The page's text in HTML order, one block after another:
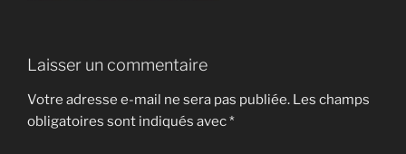
Laisser un commentaire
Votre adresse e-mail ne sera pas publiée. Les champs
obligatoires sont indiqués avec*